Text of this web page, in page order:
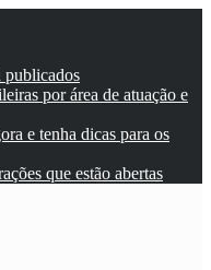
publicados
por área de atuação e
e tenha dicas para os
que estão abertas